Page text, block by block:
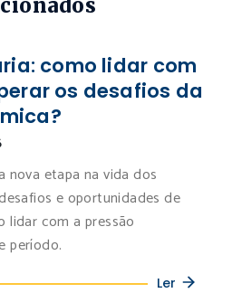
como lidar com
os desafios da
nova etapa na vida dos
e oportunidades de
lidar com a pressão
período.
Ler